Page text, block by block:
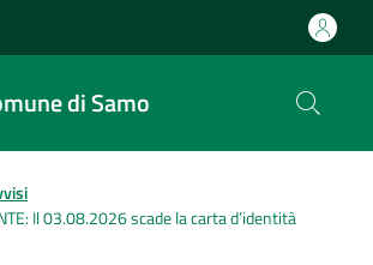
di Samo
Il 03.08.2026 scade la carta d’identità